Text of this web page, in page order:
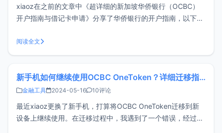
xiaoz在之前的文章中《超详细的新加坡华侨银行（OCBC）
开户指南与借记卡申请》分享了华侨银行的开户指南，以下简
SSA为新币单币种账户，GSA为多币种账户（不包括新币），
其中SSA账户存在较高管理费。关于OCBC账户管理费
阅读全文
新手机如何继续使用OCBC OneToken？详细迁移指南
金融工具 2024-05-16 10评论
最近xiaoz更换了新手机，打算将OCBC OneToken迁移到新
设备上继续使用。在迁移过程中，我遇到了一个错误，经过一